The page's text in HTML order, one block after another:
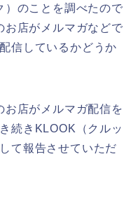
）のことを調べたので
お店がメルマガなどで
信しているかどうか
お店がメルマガ配信を
続きKLOOK（クルッ
て報告させていただ